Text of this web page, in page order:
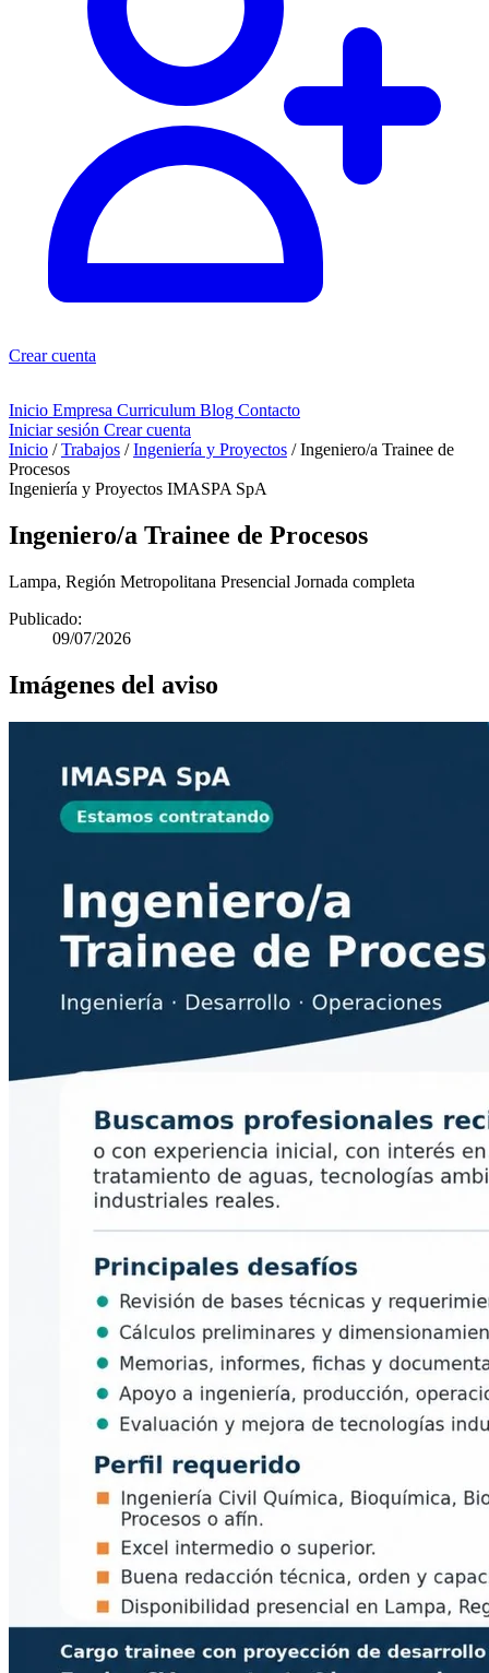
Crear cuenta
Inicio Empresa Curriculum Blog Contacto
Iniciar sesión Crear cuenta
Inicio / Trabajos / Ingeniería y Proyectos / Ingeniero/a Trainee de
Procesos
Ingeniería y Proyectos IMASPA SpA
Ingeniero/a Trainee de Procesos
Lampa, Región Metropolitana Presencial Jornada completa
Publicado:
09/07/2026
Imágenes del aviso